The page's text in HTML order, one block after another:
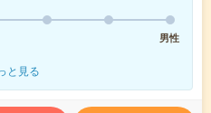
男性
と見る